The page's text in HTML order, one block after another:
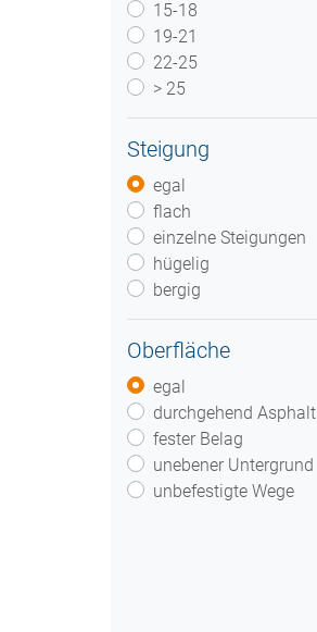
15-18
19-21
22-25
> 25
Steigung
egal
flach
einzelne Steigungen
hügelig
bergig
Oberfläche
egal
durchgehend Asphalt
fester Belag
unebener Untergrund
unbefestigte Wege